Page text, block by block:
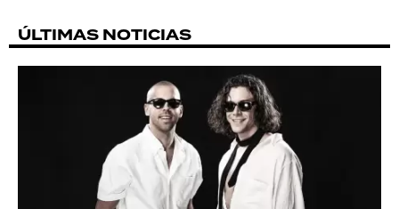
ÚLTIMAS NOTICIAS